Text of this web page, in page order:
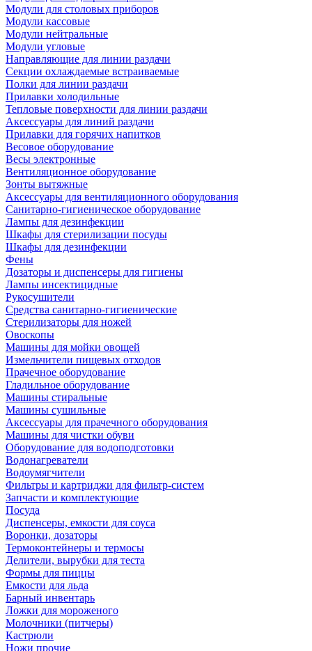
Модули для столовых приборов
Модули кассовые
Модули нейтральные
Модули угловые
Направляющие для линии раздачи
Секции охлаждаемые встраиваемые
Полки для линии раздачи
Прилавки холодильные
Тепловые поверхности для линии раздачи
Аксессуары для линий раздачи
Прилавки для горячих напитков
Весовое оборудование
Весы электронные
Вентиляционное оборудование
Зонты вытяжные
Аксессуары для вентиляционного оборудования
Санитарно-гигиеническое оборудование
Лампы для дезинфекции
Шкафы для стерилизации посуды
Шкафы для дезинфекции
Фены
Дозаторы и диспенсеры для гигиены
Лампы инсектицидные
Рукосушители
Средства санитарно-гигиенические
Стерилизаторы для ножей
Овоскопы
Машины для мойки овощей
Измельчители пищевых отходов
Прачечное оборудование
Гладильное оборудование
Машины стиральные
Машины сушильные
Аксессуары для прачечного оборудования
Машины для чистки обуви
Оборудование для водоподготовки
Водонагреватели
Водоумягчители
Фильтры и картриджи для фильтр-систем
Запчасти и комплектующие
Посуда
Диспенсеры, емкости для соуса
Воронки, дозаторы
Термоконтейнеры и термосы
Делители, вырубки для теста
Формы для пиццы
Емкости для льда
Барный инвентарь
Ложки для мороженого
Молочники (питчеры)
Кастрюли
Ножи прочие